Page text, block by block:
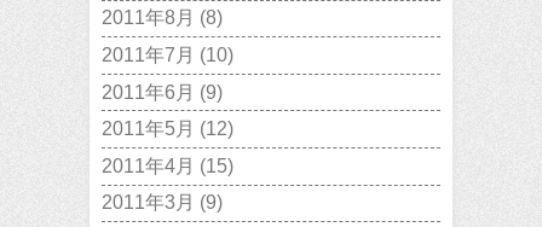
2011年8月 (8)
2011年7月 (10)
2011年6月 (9)
2011年5月 (12)
2011年4月 (15)
2011年3月 (9)